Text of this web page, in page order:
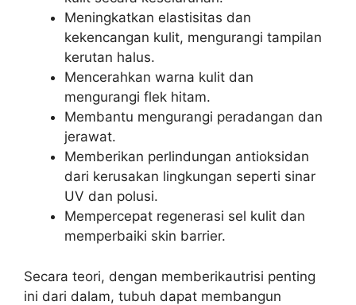
Meningkatkan elastisitas dan
kekencangan kulit, mengurangi tampilan
kerutan halus.
Mencerahkan warna kulit dan
mengurangi flek hitam.
Membantu mengurangi peradangan dan
jerawat.
Memberikan perlindungan antioksidan
dari kerusakan lingkungan seperti sinar
UV dan polusi.
Mempercepat regenerasi sel kulit dan
memperbaiki skin barrier.
Secara teori, dengan memberikautrisi penting
ini dari dalam, tubuh dapat membangun